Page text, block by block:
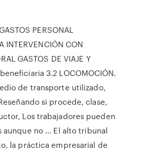
PERSONAL
INTERVENCIÓN CON
GASTOS DE VIAJE Y
3.2 LOCOMOCIÓN.
de transporte utilizado,
si procede, clase,
Los trabajadores pueden
no ... El alto tribunal
la práctica empresarial de